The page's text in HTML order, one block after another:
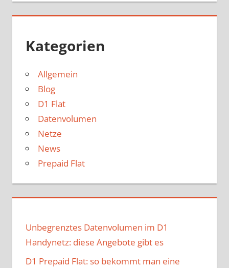
Kategorien
Allgemein
Blog
D1 Flat
Datenvolumen
Netze
News
Prepaid Flat
Unbegrenztes Datenvolumen im D1
Handynetz: diese Angebote gibt es
D1 Prepaid Flat: so bekommt man eine